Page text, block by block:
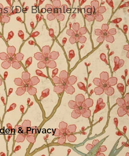
(De Bloemlezing)
& Privacy